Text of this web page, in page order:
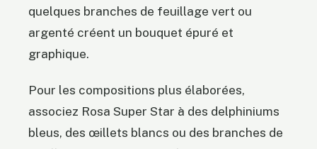
quelques branches de feuillage vert ou
argenté créent un bouquet épuré et
graphique.
Pour les compositions plus élaborées,
associez Rosa Super Star à des delphiniums
bleus, des œillets blancs ou des branches de